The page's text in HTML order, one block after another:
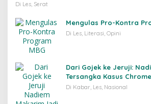
Di Les, Serat
Mengulas Pro-Kontra
Di Les, Literasi, Opini
Dari Gojek ke Jeruji:
Tersangka Kasus
Di Kabar, Les, Nasional